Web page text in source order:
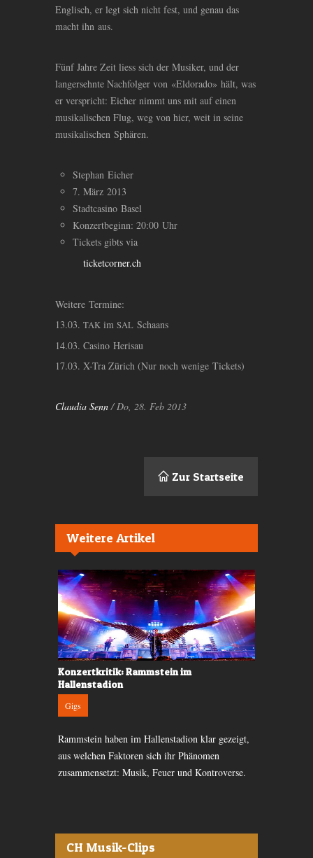
Englisch, er legt sich nicht fest, und genau das
macht ihn aus.
Fünf Jahre Zeit liess sich der Musiker, und der
langersehnte Nachfolger von «Eldorado» hält, was
er verspricht: Eicher nimmt uns mit auf einen
musikalischen Flug, weg von hier, weit in seine
musikalischen Sphären.
Stephan Eicher
7. März 2013
Stadtcasino Basel
Konzertbeginn: 20:00 Uhr
Tickets gibts via
ticketcorner.ch
Weitere Termine:
13.03. TAK im SAL Schaans
14.03. Casino Herisau
17.03. X-Tra Zürich (Nur noch wenige Tickets)
Claudia Senn / Do, 28. Feb 2013
Zur Startseite
Weitere Artikel
Konzertkritik: Rammstein im
Hallenstadion
Gigs
Rammstein haben im Hallenstadion klar gezeigt,
aus welchen Faktoren sich ihr Phänomen
zusammensetzt: Musik, Feuer und Kontroverse.
CH Musik-Clips